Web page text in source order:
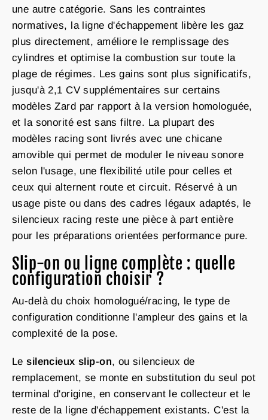
une autre catégorie. Sans les contraintes
normatives, la ligne d'échappement libère les gaz
plus directement, améliore le remplissage des
cylindres et optimise la combustion sur toute la
plage de régimes. Les gains sont plus significatifs,
jusqu'à 2,1 CV supplémentaires sur certains
modèles Zard par rapport à la version homologuée,
et la sonorité est sans filtre. La plupart des
modèles racing sont livrés avec une chicane
amovible qui permet de moduler le niveau sonore
selon l'usage, une flexibilité utile pour celles et
ceux qui alternent route et circuit. Réservé à un
usage piste ou dans des cadres légaux adaptés, le
silencieux racing reste une pièce à part entière
pour les préparations orientées performance pure.
Slip-on ou ligne complète : quelle
configuration choisir ?
Au-delà du choix homologué/racing, le type de
configuration conditionne l'ampleur des gains et la
complexité de la pose.
Lesilencieux slip-on, ou silencieux de
remplacement, se monte en substitution du seul pot
terminal d'origine, en conservant le collecteur et le
reste de la ligne d'échappement existants. C'est la